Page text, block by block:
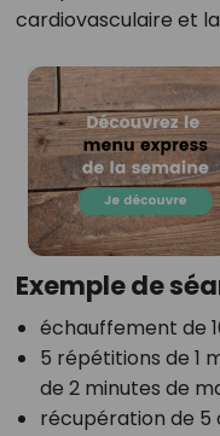
cardiovasculaire et
Exemple de
échauffement de
5 répétitions de 1
de 2 minutes de
récupération de 5